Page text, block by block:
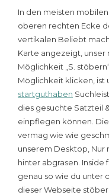
In den meisten
oberen rechten Ecke
vertikalen Beliebt
Karte angezeigt,
Möglichkeit „S.
Möglichkeit klicken, ist
startguthaben
dies gesuchte Satzteil
einpflegen können.
vermag wie wie
unserem Desktop, Nur
hinter abgrasen. Inside
genau so wie du unter
dieser Webseite